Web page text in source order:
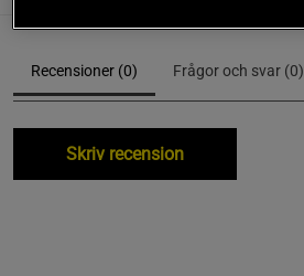
Recensioner (0) Frågor och svar (0)
Skriv recension